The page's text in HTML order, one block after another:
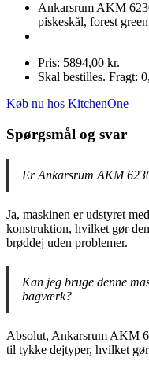
Ankarsrum AKM
piskeskål, forest green
Pris: 5894,00 kr.
Skal bestilles. Fragt:
Køb nu hos KitchenOne
Spørgsmål og svar
Er Ankarsrum AKM
Ja, maskinen er udstyret
konstruktion, hvilket gør
brøddej uden problemer.
Kan jeg bruge denne
bagværk?
Absolut, Ankarsrum AKM
til tykke dejtyper, hvilket